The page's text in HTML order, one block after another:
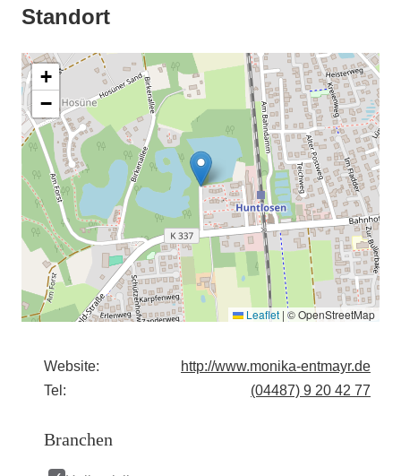
Standort
+
−
Leaflet | © OpenStreetMap
Website:
http://www.monika-entmayr.de
Tel:
(04487) 9 20 42 77
Branchen